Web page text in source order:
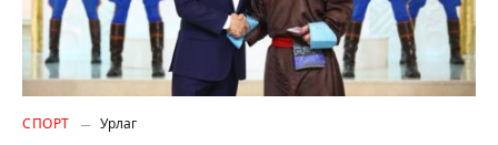
СПОРТ Урлаг